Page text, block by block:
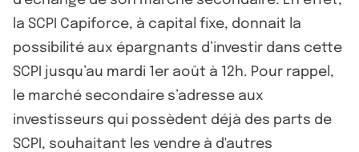
la SCPI Capiforce, à capital fixe, donnait la
possibilité aux épargnants d’investir dans cette
SCPI jusqu’au mardi 1er août à 12h. Pour rappel,
le marché secondaire s’adresse aux
investisseurs qui possèdent déjà des parts de
SCPI, souhaitant les vendre à d'autres